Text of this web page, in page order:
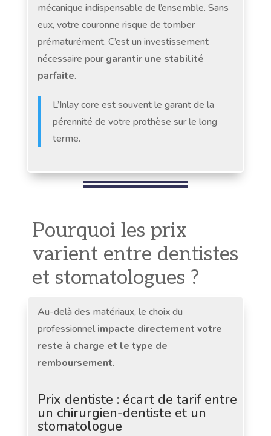
mécanique indispensable de l’ensemble. Sans
eux, votre couronne risque de tomber
prématurément. C’est un investissement
nécessaire pourgarantir une stabilité
parfaite.
L’Inlay core est souvent le garant de la
pérennité de votre prothèse sur le long
terme.
Pourquoi les prix
varient entre dentistes
et stomatologues ?
Au-delà des matériaux, le choix du
professionnelimpacte directement votre
reste à charge et le type de
remboursement.
Prix dentiste : écart de tarif entre
un chirurgien-dentiste et un
stomatologue